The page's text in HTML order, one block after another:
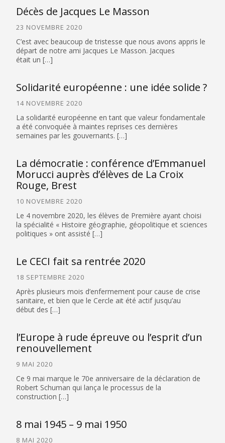
Décès de Jacques Le Masson
23 NOVEMBRE 2020
C’est avec beaucoup de tristesse que nous avons appris le
départ de notre ami Jacques Le Masson. Jacques
était un […]
Solidarité européenne : une idée solide ?
14 NOVEMBRE 2020
La solidarité européenne en tant que valeur fondamentale
a été convoquée à maintes reprises ces dernières
semaines par les gouvernants. […]
La démocratie : conférence d’Emmanuel
Morucci auprès d’élèves de La Croix
Rouge, Brest
10 NOVEMBRE 2020
Le 4 novembre 2020, les élèves de Première ayant choisi
la spécialité « Histoire géographie, géopolitique et sciences
politiques » ont assisté […]
Le CECI fait sa rentrée 2020
18 SEPTEMBRE 2020
Après plusieurs mois d’enfermement pour cause de crise
sanitaire, et bien que le Cercle ait été actif jusqu’au
début des […]
l’Europe à rude épreuve ou l’esprit d’un
renouvellement
9 MAI 2020
Ce 9 mai marque le 70e anniversaire de la déclaration de
Robert Schuman qui lança le processus de la
construction […]
8 mai 1945 – 9 mai 1950
8 MAI 2020